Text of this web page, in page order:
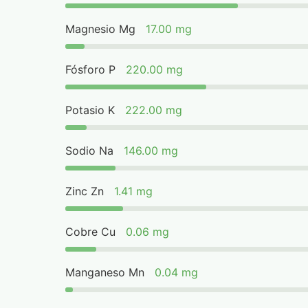
Magnesio Mg 17.00 mg
Fósforo P 220.00 mg
Potasio K 222.00 mg
Sodio Na 146.00 mg
Zinc Zn 1.41 mg
Cobre Cu 0.06 mg
Manganeso Mn 0.04 mg